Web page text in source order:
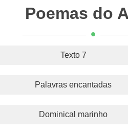
Poemas do
Texto 7
Palavras encantadas
Dominical marinho